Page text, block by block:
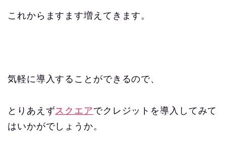
これからますます増えてきます。
気軽に導入することができるので、
とりあえずスクエアでクレジットを導入してみて
はいかがでしょうか。